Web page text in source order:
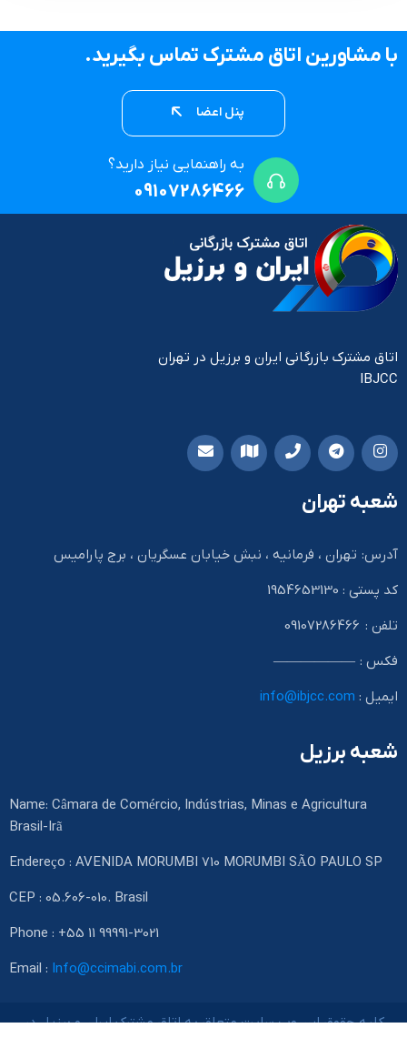
با مشاورین اتاق مشترک تماس بگیرید.
پنل اعضا
به راهنمایی نیاز دارید؟
09107286466
اتاق مشترک بازرگانی ایران و برزیل در تهران
IBJCC
شعبه تهران
آدرس: تهران ، فرمانیه ، نبش خیابان عسگریان ، برج پارامیس
کد پستی : 1954653130
تلفن : 09107286466
فکس : ——————
ایمیل : info@ibjcc.com
شعبه برزیل
Name: Câmara de Comércio, Indústrias, Minas e Agricultura
Brasil-Irã
Endereço : AVENIDA MORUMBI 710 MORUMBI SÃO PAULO SP
CEP : 05.606-010. Brasil
Phone : +55 11 99991-3021
Email : Info@ccimabi.com.br
کلیه حقوق این وب سایت متعلق به اتاق مشترک ایران و برزیل در